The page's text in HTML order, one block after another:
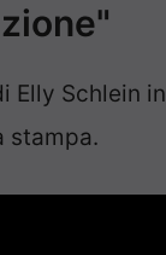
Elly Schlein in
stampa.